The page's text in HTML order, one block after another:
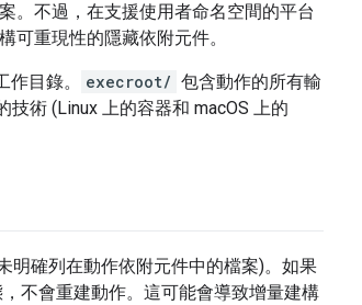
。不過，在支援使用者命名空間的平台
可重現性的隱藏依附元件。
目錄。 execroot/ 包含動作的所有輸
術 (Linux 上的容器和 macOS 上的
明確列在動作依附元件中的檔案)。如果
不會重建動作。這可能會導致增量建構